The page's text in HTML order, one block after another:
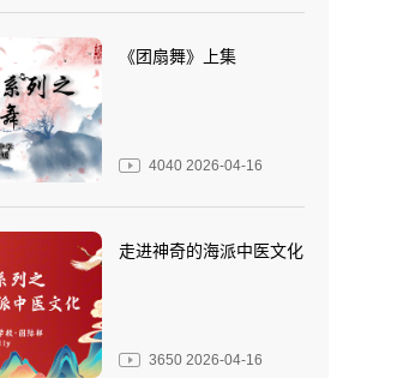
《团扇舞》上集
4040 2026-04-16
走进神奇的海派中医文化
3650 2026-04-16